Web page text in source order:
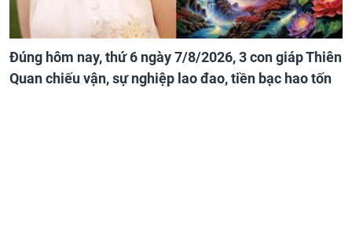
Đúng hôm nay, thứ 6 ngày 7/8/2026, 3 con giáp Thiên
Quan chiếu vận, sự nghiệp lao đao, tiền bạc hao tốn